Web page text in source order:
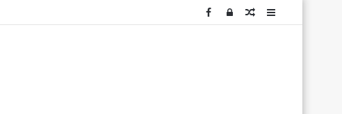
Sidebar
Articolo
Log
Facebook